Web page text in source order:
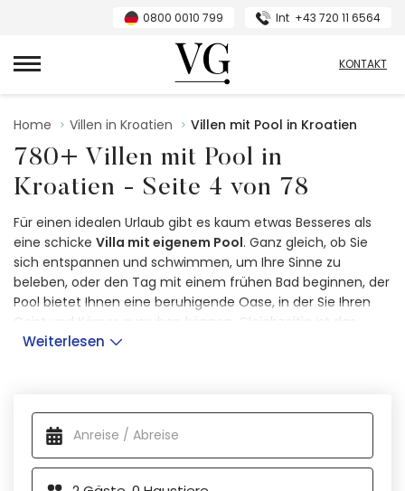
0800 0010 799 Int +43 720 11 6564
VillasGuide
KONTAKT
Home Villen in Kroatien Villen mit Pool in Kroatien
780+ Villen mit Pool in
Kroatien - Seite 4 von 78
Für einen idealen Urlaub gibt es kaum etwas Besseres als
eine schicke Villa mit eigenem Pool. Ganz gleich, ob Sie
sich entspannen und schwimmen, um Ihre Sinne zu
beleben, oder den Tag mit einem frühen Bad beginnen, der
Pool bietet Ihnen eine beruhigende Oase, in der Sie Ihren
Geist und Körper ausruhen können. Gleichzeitig ist das
Schwimmbad der ideale Ort für fröhliches
zurückkehren.
Aus unserer Kollektion können Sie die Art und Größe des
Pools wählen, die Sie bevorzugen. Neben den Standardpools
Weiterlesen
Verfügbare Unterkünfte